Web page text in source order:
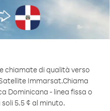
chiamate di qualità verso
Immarsat.Chiama
Dominicana - linea fissa o
5.5 ¢ al minuto.